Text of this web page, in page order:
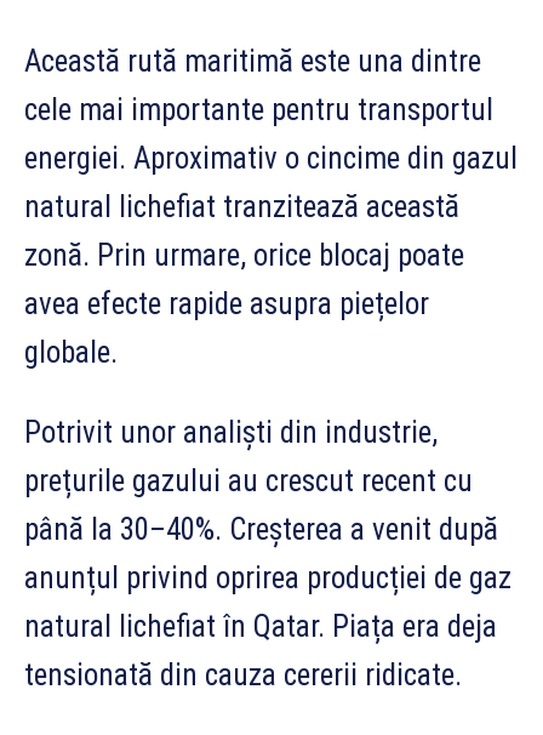
Această rută maritimă este una dintre
cele mai importante pentru transportul
energiei. Aproximativ o cincime din gazul
natural lichefiat tranzitează această
zonă. Prin urmare, orice blocaj poate
avea efecte rapide asupra piețelor
globale.
Potrivit unor analiști din industrie,
prețurile gazului au crescut recent cu
până la 30–40%. Creșterea a venit după
anunțul privind oprirea producției de gaz
natural lichefiat în Qatar. Piața era deja
tensionată din cauza cererii ridicate.